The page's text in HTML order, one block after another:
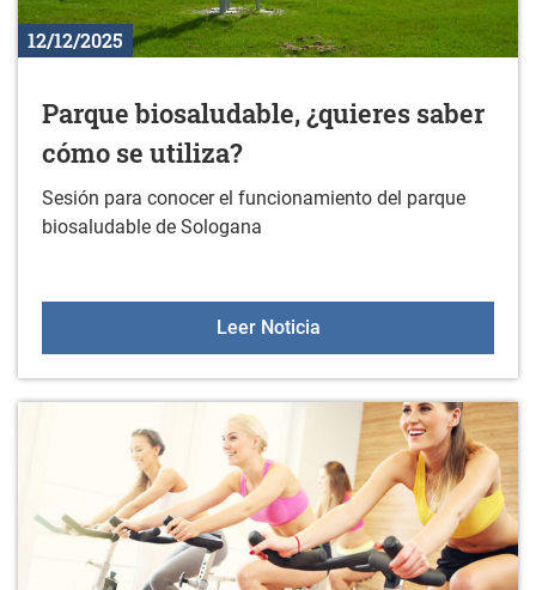
12/12/2025
Parque biosaludable, ¿quieres saber
cómo se utiliza?
Sesión para conocer el funcionamiento del parque
biosaludable de Sologana
Leer NoticiaParque biosaludable,